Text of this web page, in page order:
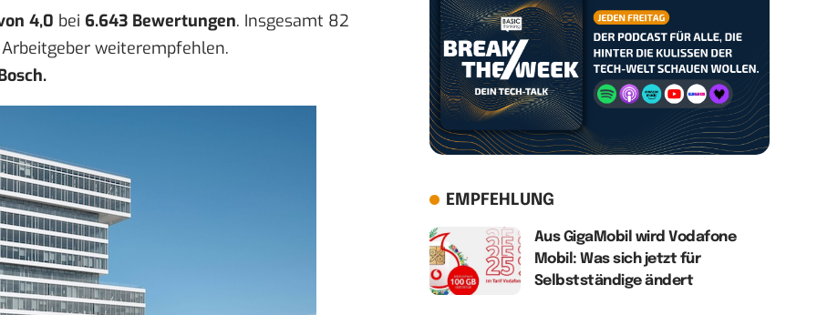
4,0 bei 6.643 Bewertungen. Insgesamt 82
weiterempfehlen.
EMPFEHLUNG
Aus GigaMobil wird Vodafone
Mobil: Was sich jetzt für
Selbstständige ändert